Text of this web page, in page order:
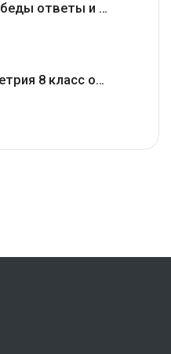
Диктант Победы ответы и варианты 24 апреля 2026
МЦКО Геометрия 8 класс ответы и задания г. Москва (77 регион) 23.04.2026